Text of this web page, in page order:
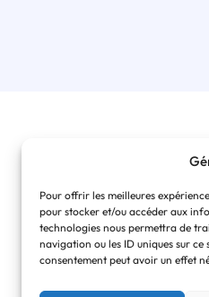
Pour offrir les meilleures
pour stocker et/ou accéder aux
technologies nous permettra de
navigation ou les ID uniques sur
consentement peut avoir un effet
Règlement
Contact
Se
Politique